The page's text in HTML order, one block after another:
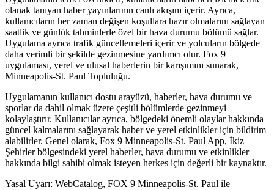
olanak tanıyan haber yayınlarının canlı akışını içerir. Ayrıca,
kullanıcıların her zaman değişen koşullara hazır olmalarını sağlayan
saatlik ve günlük tahminlerle özel bir hava durumu bölümü sağlar.
Uygulama ayrıca trafik güncellemeleri içerir ve yolcuların bölgede
daha verimli bir şekilde gezinmesine yardımcı olur. Fox 9
uygulaması, yerel ve ulusal haberlerin bir karışımını sunarak,
Minneapolis-St. Paul Topluluğu.
Uygulamanın kullanıcı dostu arayüzü, haberler, hava durumu ve
sporlar da dahil olmak üzere çeşitli bölümlerde gezinmeyi
kolaylaştırır. Kullanıcılar ayrıca, bölgedeki önemli olaylar hakkında
güncel kalmalarını sağlayarak haber ve yerel etkinlikler için bildirim
alabilirler. Genel olarak, Fox 9 Minneapolis-St. Paul App, İkiz
Şehirler bölgesindeki yerel haberler, hava durumu ve etkinlikler
hakkında bilgi sahibi olmak isteyen herkes için değerli bir kaynaktır.
Yasal Uyarı: WebCatalog, FOX 9 Minneapolis-St. Paul ile